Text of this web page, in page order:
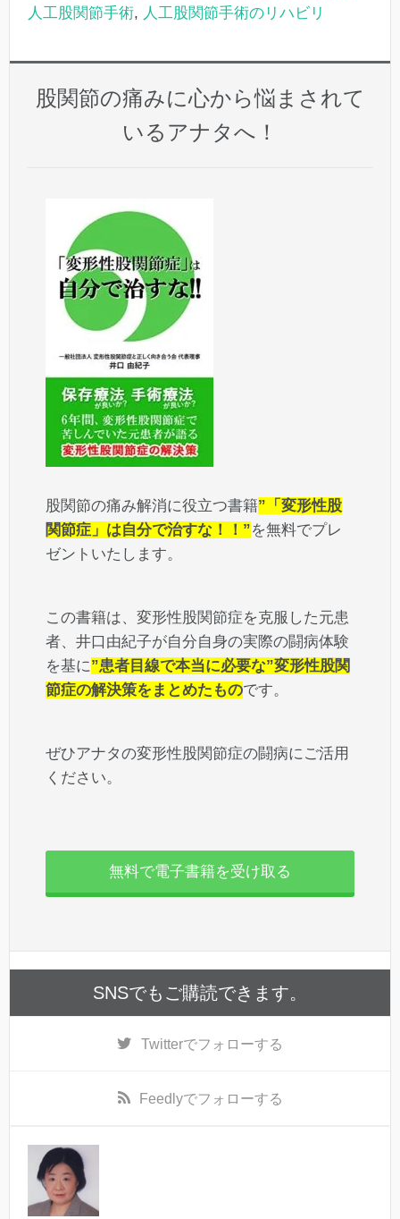
人工股関節手術, 人工股関節手術のリハビリ
股関節の痛みに心から悩まされて
いるアナタへ！
股関節の痛み解消に役立つ書籍”「変形性股
関節症」は自分で治すな！！”を無料でプレ
ゼントいたします。
この書籍は、変形性股関節症を克服した元患
者、井口由紀子が自分自身の実際の闘病体験
を基に”患者目線で本当に必要な”変形性股関
節症の解決策をまとめたものです。
ぜひアナタの変形性股関節症の闘病にご活用
ください。
無料で電子書籍を受け取る
SNSでもご購読できます。
Twitterでフォローする
Feedlyでフォローする